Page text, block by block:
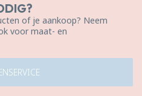
of je aankoop? Neem
voor maat- en